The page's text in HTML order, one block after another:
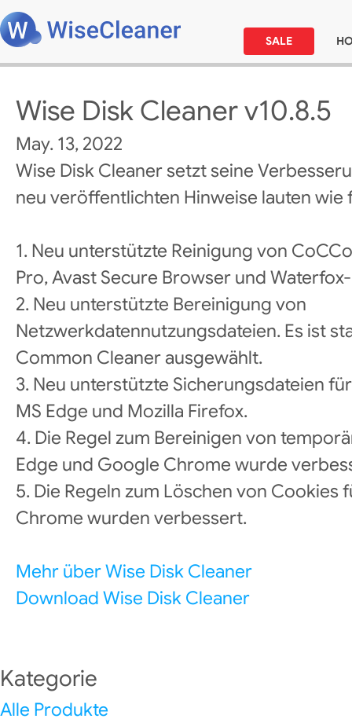
SALE
Wise Disk Cleaner v10.8.5
May. 13, 2022
Wise Disk Cleaner setzt seine
neu veröffentlichten Hinweise lauten wie
1. Neu unterstützte Reinigung von
Pro, Avast Secure Browser und
2. Neu unterstützte Bereinigung von
Netzwerkdatennutzungsdateien. Es ist
Common Cleaner ausgewählt.
3. Neu unterstützte Sicherungsdateien
MS Edge und Mozilla Firefox.
4. Die Regel zum Bereinigen von
Edge und Google Chrome wurde
5. Die Regeln zum Löschen von Cookies
Chrome wurden verbessert.
Mehr über Wise Disk Cleaner
Download Wise Disk Cleaner
Kategorie
Alle Produkte